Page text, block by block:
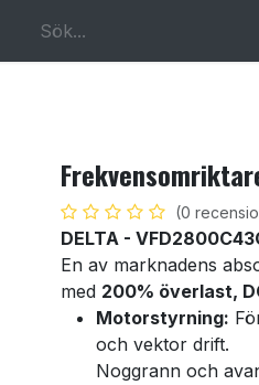
(0
DELTA -
En av marknadens
med 200% överlast,
Motorstyrning:
och vektor drift.
Noggrann och